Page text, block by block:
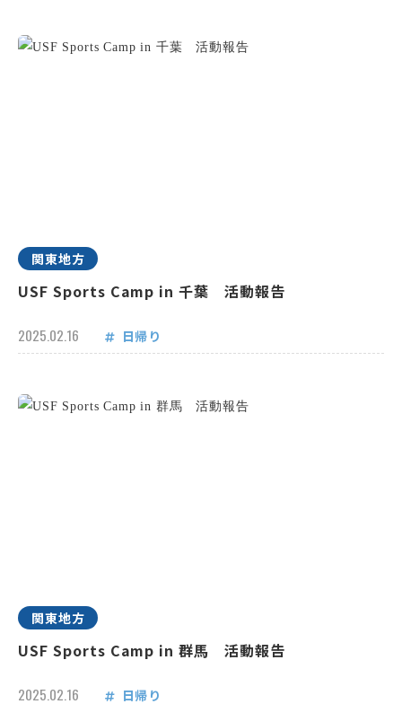
関東地方
USF Sports Camp in 千葉 活動報告
2025.02.16 日帰り
関東地方
USF Sports Camp in 群馬 活動報告
2025.02.16 日帰り